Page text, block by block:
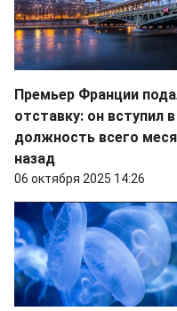
Премьер Франции
отставку: он вступил в
должность всего
назад
06 октября 2025 14:26